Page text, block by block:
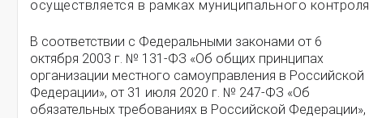
осуществляется в рамках муниципального контроля
В соответствии с Федеральными законами от 6
октября 2003 г. № 131-ФЗ «Об общих принципах
организации местного самоуправления в Российской
Федерации», от 31 июля 2020 г. № 247-ФЗ «Об
обязательных требованиях в Российской Федерации»,